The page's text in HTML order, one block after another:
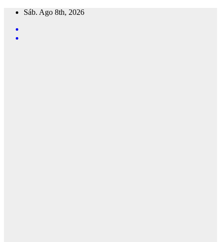
Saltar
contenido
Sáb. Ago 8th, 2026